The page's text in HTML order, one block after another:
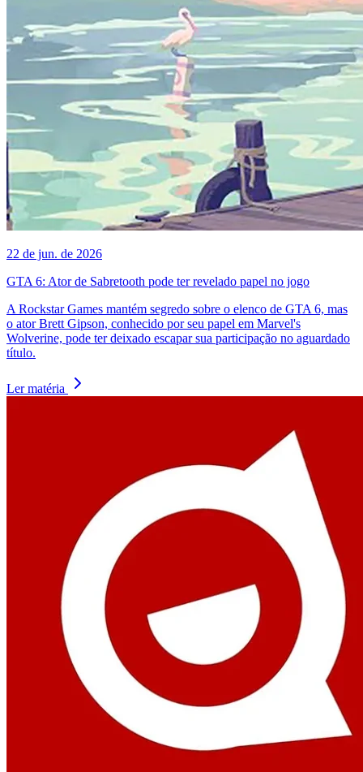
22 de jun. de 2026
GTA 6: Ator de Sabretooth pode ter revelado papel no jogo
A Rockstar Games mantém segredo sobre o elenco de GTA 6, mas
o ator Brett Gipson, conhecido por seu papel em Marvel's
Wolverine, pode ter deixado escapar sua participação no aguardado
título.
Ler matéria